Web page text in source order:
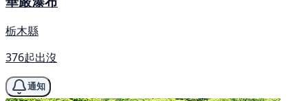
栃木縣
376起出沒
通知